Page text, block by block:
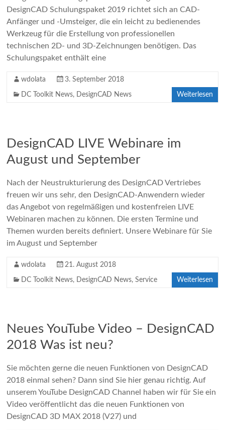
DesignCAD Schulungspaket 2019 richtet sich an CAD-
Anfänger und -Umsteiger, die ein leicht zu bedienendes
Werkzeug für die Erstellung von professionellen
technischen 2D- und 3D-Zeichnungen benötigen. Das
Schulungspaket enthält eine
wdolata 3. September 2018
DC Toolkit News, DesignCAD News Weiterlesen
DesignCAD LIVE Webinare im
August und September
Nach der Neustrukturierung des DesignCAD Vertriebes
freuen wir uns sehr, den DesignCAD-Anwendern wieder
das Angebot von regelmäßigen und kostenfreien LIVE
Webinaren machen zu können. Die ersten Termine und
Themen wurden bereits definiert. Unsere Webinare für Sie
im August und September
wdolata 21. August 2018
DC Toolkit News, DesignCAD News,Service Weiterlesen
Neues YouTube Video – DesignCAD
2018 Was ist neu?
Sie möchten gerne die neuen Funktionen von DesignCAD
2018 einmal sehen? Dann sind Sie hier genau richtig. Auf
unserem YouTube DesignCAD Channel haben wir für Sie ein
Video veröffentlicht das die neuen Funktionen von
DesignCAD 3D MAX 2018 (V27) und